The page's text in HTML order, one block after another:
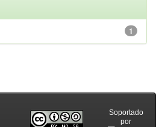
1
Soportado
por